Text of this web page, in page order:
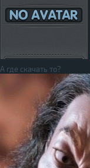
А где скачать то?